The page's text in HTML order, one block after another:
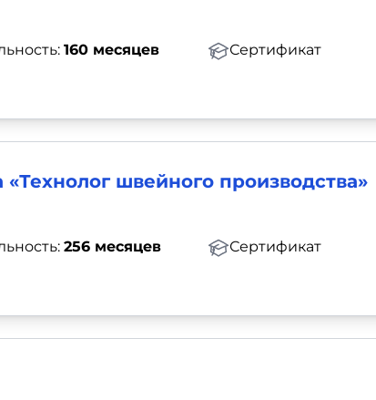
160 месяцев
Сертификат
швейного производства»
256 месяцев
Сертификат